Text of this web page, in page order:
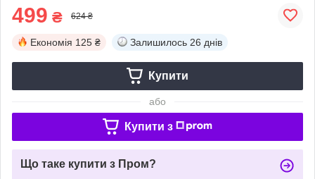
499 ₴ 624 ₴
Економія 125 ₴ Залишилось 26 днів
Купити
або
Купити з
Що таке купити з Пром?